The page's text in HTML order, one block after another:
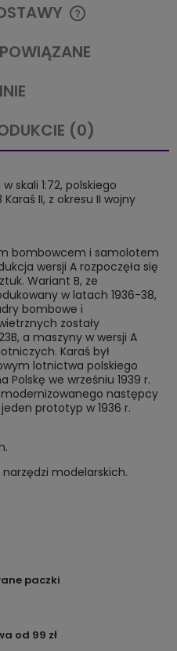
KOSZTÓW PŁATNOŚCI
(0)
skali 1:72, polskiego
II, z okresu II wojny
bombowcem i samolotem
wersji A rozpoczęła się
Wariant B, ze
w latach 1936-38,
bombowe i
zostały
a maszyny w wersji A
Karaś był
lotnictwa polskiego
we wrześniu 1939 r.
następcy
prototyp w 1936 r.
modelarskich.
paczki
od 99 zł